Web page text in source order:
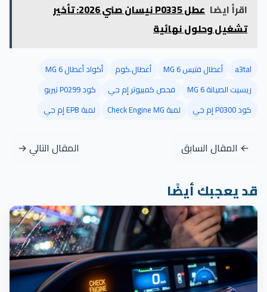
اقرأ ايضا
عطل P0335 نيسان صني 2026: تأخير
تشغيل وحلول نهائية
a3tal أعطال فتيس MG 6 أعطال.كوم
أكواد أعطال MG 6
ريسيت الصيانة MG 6
فحص كمبيوتر إم جي
كود P0299 تيربو
كود P0300 إم جي
لمبة Check Engine MG لمبة EPB إم جي
← المقال السابق المقال التالي →
قد يعجبك أيضًا